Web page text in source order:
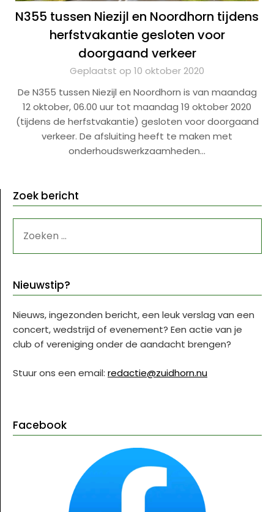
N355 tussen Niezijl en Noordhorn tijdens
herfstvakantie gesloten voor
doorgaand verkeer
Geplaatst op 10 oktober 2020
De N355 tussen Niezijl en Noordhorn is van maandag
12 oktober, 06.00 uur tot maandag 19 oktober 2020
(tijdens de herfstvakantie) gesloten voor doorgaand
verkeer. De afsluiting heeft te maken met
onderhoudswerkzaamheden…
Zoek bericht
NAAR:
Nieuwstip?
Nieuws, ingezonden bericht, een leuk verslag van een
concert, wedstrijd of evenement? Een actie van je
club of vereniging onder de aandacht brengen?
Stuur ons een email: redactie@zuidhorn.nu
Facebook